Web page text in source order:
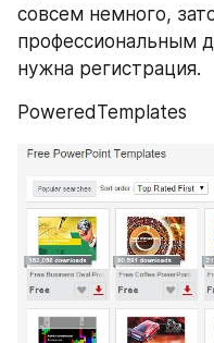
совсем немного,
профессиональным
нужна регистрация.
PoweredTemplates